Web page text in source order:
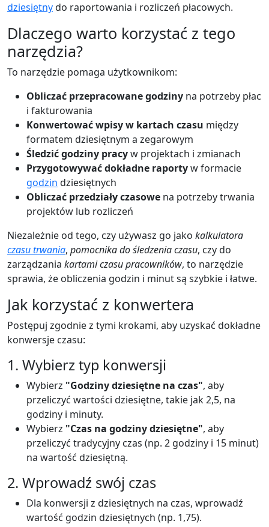
dziesiętnydo raportowania i rozliczeń płacowych.
Dlaczego warto korzystać z tego
narzędzia?
To narzędzie pomaga użytkownikom:
Obliczać przepracowane godziny na potrzeby płac
i fakturowania
Konwertować wpisy w kartach czasu między
formatem dziesiętnym a zegarowym
Śledzić godziny pracyw projektach i zmianach
Przygotowywać dokładne raportyw formacie
godzin dziesiętnych
Obliczać przedziały czasowe na potrzeby trwania
projektów lub rozliczeń
Niezależnie od tego, czy używasz go jako kalkulatora
czasu trwania, pomocnika do śledzenia czasu, czy do
zarządzania kartami czasu pracowników, to narzędzie
sprawia, że obliczenia godzin i minut są szybkie i łatwe.
Jak korzystać z konwertera
Postępuj zgodnie z tymi krokami, aby uzyskać dokładne
konwersje czasu:
1. Wybierz typ konwersji
Wybierz "Godziny dziesiętne na czas", aby
przeliczyć wartości dziesiętne, takie jak 2,5, na
godziny i minuty.
Wybierz "Czas na godziny dziesiętne", aby
przeliczyć tradycyjny czas (np. 2 godziny i 15 minut)
na wartość dziesiętną.
2. Wprowadź swój czas
Dla konwersji z dziesiętnych na czas, wprowadź
wartość godzin dziesiętnych (np. 1,75).